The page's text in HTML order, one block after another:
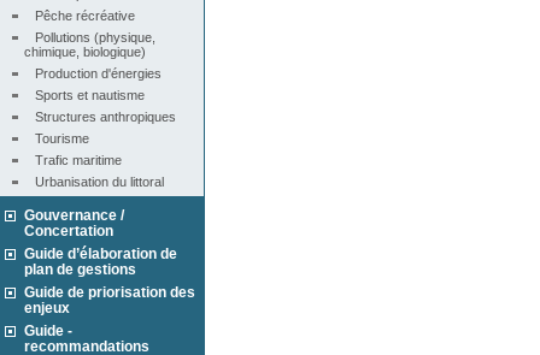
Pêche récréative
Pollutions (physique,
chimique, biologique)
Production d'énergies
Sports et nautisme
Structures anthropiques
Tourisme
Trafic maritime
Urbanisation du littoral
Gouvernance /
Concertation
Guide d’élaboration de
plan de gestions
Guide de priorisation des
enjeux
Guide -
recommandations